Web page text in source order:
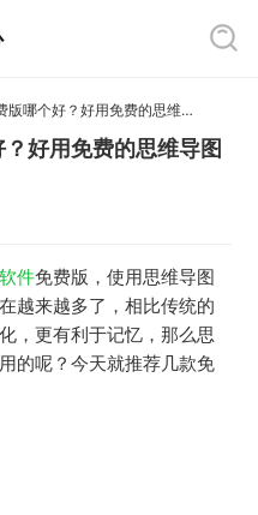
思维导图软件免费版哪个好？好用免费的思维导图软件分享
好用免费的思维导图
件免费版，使用思维导图
越来越多了，相比传统的
，更有利于记忆，那么思
的呢？今天就推荐几款免